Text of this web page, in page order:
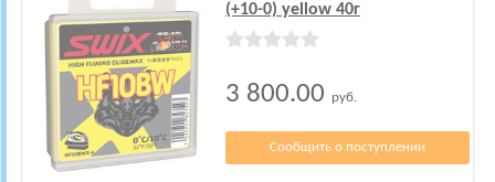
(+10-0) yellow 40г
3 800.00 руб.
Сообщить о поступлении